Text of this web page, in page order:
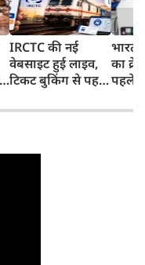
IRCTC की नई
वेबसाइट हुई लाइव,
टिकट बुकिंग से पहले
काम, जानें पूरा
भारत
का
पहले
और